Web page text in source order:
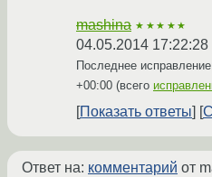
mashina ★★★★★
04.05.2014 17:22:28
Последнее
+00:00 (всего
Показать ответы
Ответ на: комментарий от